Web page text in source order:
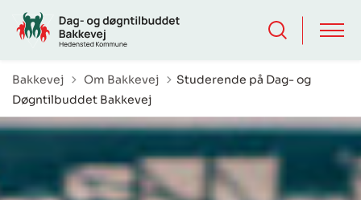
Bakkevej Tilbage til
Om Bakkevej
Studerende på Dag- og
Døgntilbuddet Bakkevej